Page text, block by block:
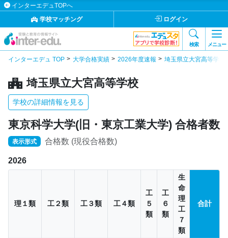
インターエデュTOPへ
学校マッチング
ログイン
検索 メニュー
インターエデュ TOP 大学合格実績 2026年度速報 埼玉県立大宮高等学校
埼玉県立大宮高等学校
学校の詳細情報を見る
東京科学大学(旧・東京工業大学) 合格者数
表示形式 合格数 (現役合格数)
2026
理１類 工２類 工３類 工４類
工
５
類
工
６
類
生
命
理
工
７
類
合計